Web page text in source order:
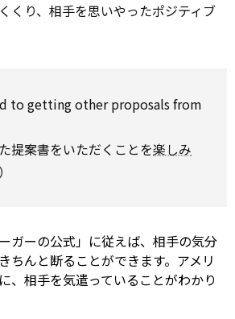
くり、相手を思いやったポジティブ
togettingotherproposals from
提案書をいただくことを楽しみ
ガーの公式」に従えば、相手の気分
ちんと断ることができます。アメリ
、相手を気遣っていることがわかり